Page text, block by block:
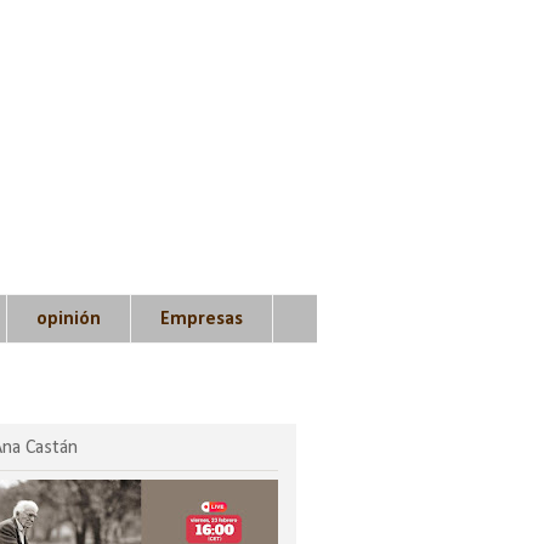
opinión Empresas
Castán